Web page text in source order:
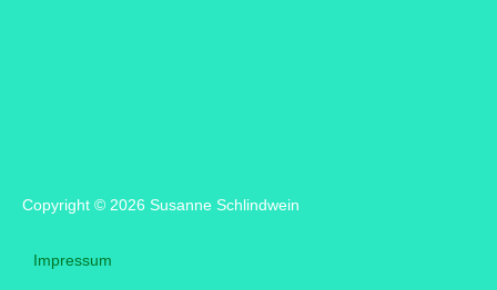
Copyright © 2026 Susanne Schlindwein
Impressum